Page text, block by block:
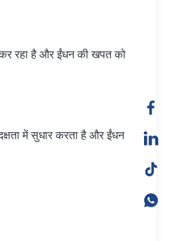
कर रहा है और ईंधन की खपत को
में सुधार करता है और ईंधन